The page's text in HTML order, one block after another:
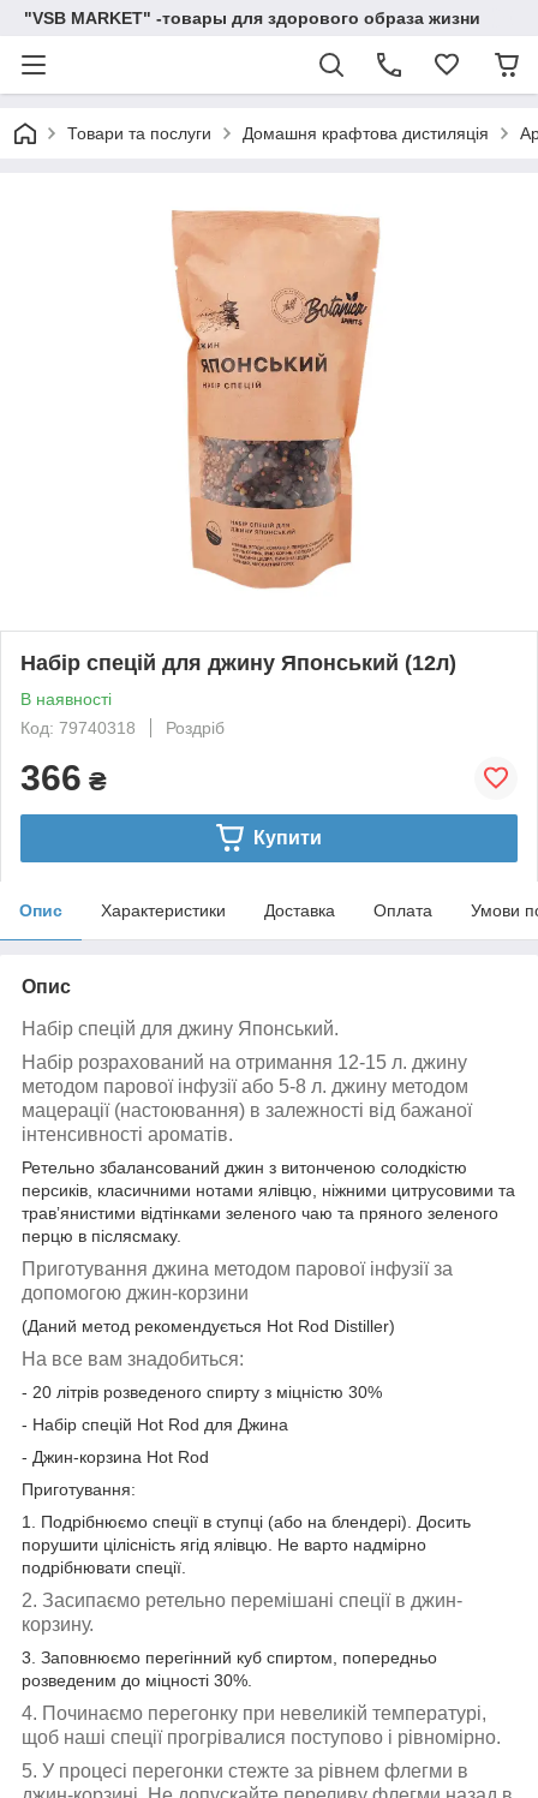
"VSB MARKET" -товары для здорового образа жизни
Товари та послуги Домашня крафтова дистиляція
Набір спецій для джину Японський (12л)
В наявності
Код: 79740318
Роздріб
366 ₴
Купити
Опис Характеристики Доставка Оплата Умови
Опис
Набір спецій для джину Японський.
Набір розрахований на отримання 12-15 л. джину
методом парової інфузії або 5-8 л. джину методом
мацерації (настоювання) в залежності від бажаної
інтенсивності ароматів.
Ретельно збалансований джин з витонченою солодкістю
персиків, класичними нотами ялівцю, ніжними цитрусовими та
травʼянистими відтінками зеленого чаю та пряного зеленого
перцю в післясмаку.
Приготування джина методом парової інфузії за
допомогою джин-корзини
(Даний метод рекомендується Hot Rod Distiller)
На все вам знадобиться:
- 20 літрів розведеного спирту з міцністю 30%
- Набір спецій Hot Rod для Джина
- Джин-корзина Hot Rod
Приготування:
1. Подрібнюємо спеції в ступці (або на блендері). Досить
порушити цілісність ягід ялівцю. Не варто надмірно
подрібнювати спеції.
2. Засипаємо ретельно перемішані спеції в джин-
корзину.
3. Заповнюємо перегінний куб спиртом, попередньо
розведеним до міцності 30%.
4. Починаємо перегонку при невеликій температурі,
щоб наші спеції прогрівалися поступово і рівномірно.
5. У процесі перегонки стежте за рівнем флегми в